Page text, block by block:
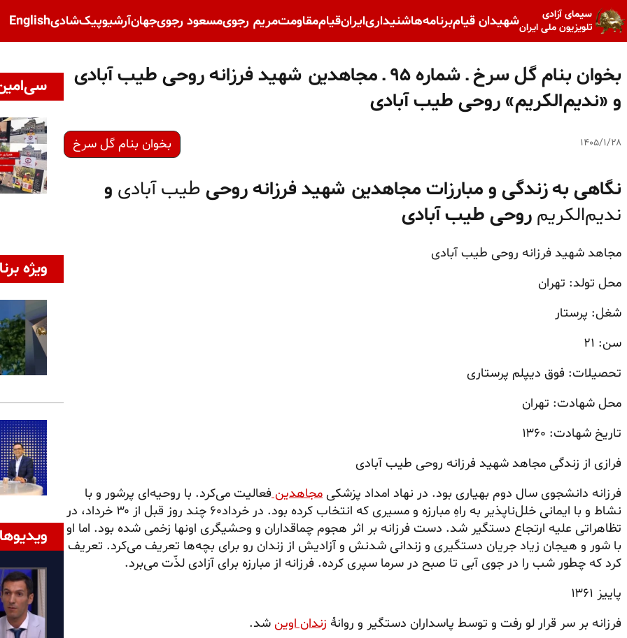
سیمای آزادی
تلویزیون ملی ایرانشهیدان قیامبرنامه‌هاشنیداریایرانقیاممقاومتمریم رجویمسعود رجویجهانآرشیوپیک‌شادیEnglish
بخوان بنام گل سرخ ـ شماره ۹۵ ـ مجاهدین شهید فرزانه روحی طیب آبادی
و «ندیم‌الکریم» روحی طیب آبادی
۱۴۰۵/۱/۲۸ بخوان بنام گل سرخ
نگاهی به زندگی و مبارزات مجاهدین شهید فرزانه روحی طیب آبادی و
ندیم‌الکریم روحی طیب آبادی
مجاهد شهید فرزانه روحی طیب آبادی
محل تولد: تهران
شغل: پرستار
سن: ۲۱
تحصیلات: فوق دیپلم پرستاری
محل شهادت: تهران
تاریخ شهادت: ۱۳۶۰
فرازی از زندگی مجاهد شهید فرزانه روحی طیب آبادی
فرزانه دانشجوی سال دوم بهیاری بود. در نهاد امداد پزشکی مجاهدینفعالیت می‌کرد. با روحیه‌ای پرشور و با
نشاط و با ایمانی خلل‌ناپذیر به راهِ مبارزه و مسیری که انتخاب کرده بود. در خرداد۶۰ چند روز قبل از ۳۰ خرداد، در
تظاهراتی علیه ارتجاع دستگیر شد. دست فرزانه بر اثر هجوم چماقداران و وحشیگری اونها زخمی شده بود. اما او
با شور و هیجان زیاد جریان دستگیری و زندانی شدنش و آزادیش از زندان رو برای بچه‌ها تعریف می‌کرد. تعریف
کرد که چطور شب را در جوی آبی تا صبح در سرما سپری کرده. فرزانه از مبارزه برای آزادی لذّت می‌برد.
پاییز ۱۳۶۱
فرزانه بر سر قرار لو رفت و توسط پاسداران دستگیر و روانهٔ زندان اوین شد.
ویژه